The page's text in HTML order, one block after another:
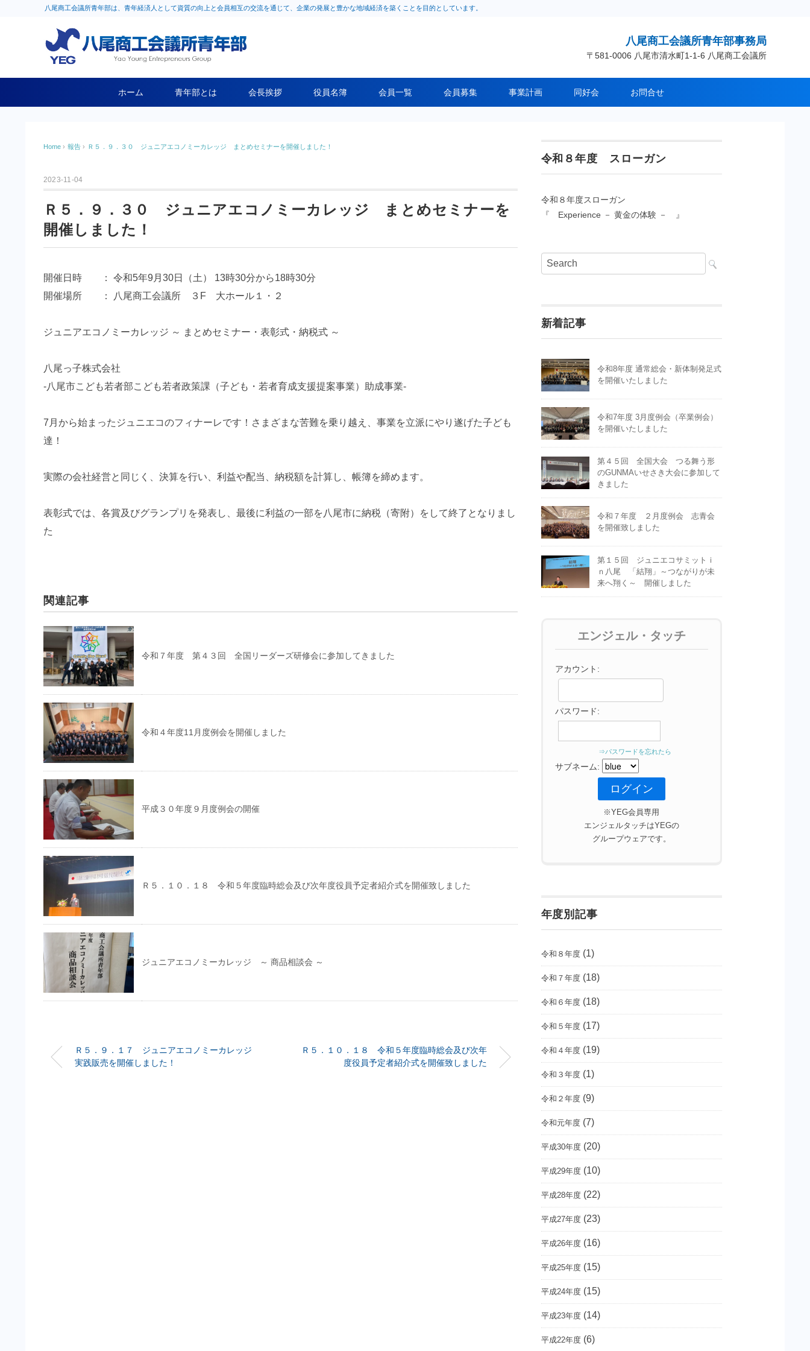
八尾商工会議所青年部は、青年経済人として資質の向上と会員相互の交流を通じて、企業の発展と豊かな地域経済を築くことを目的としています。
八尾商工会議所青年部事務局
〒581-0006 八尾市清水町1-1-6 八尾商工会議所
ホーム 青年部とは 会長挨拶 役員名簿 会員一覧 会員募集 事業計画 同好会 お問合せ
Home › 報告 › Ｒ５．９．３０ ジュニアエコノミーカレッジ まとめセミナーを開催しました！
2023-11-04
Ｒ５．９．３０ ジュニアエコノミーカレッジ まとめセミナーを
開催しました！
開催日時 ： 令和5年9月30日（土） 13時30分から18時30分
開催場所 ： 八尾商工会議所 ３F 大ホール１・２
ジュニアエコノミーカレッジ ～ まとめセミナー・表彰式・納税式 ～
八尾っ子株式会社
-八尾市こども若者部こども若者政策課（子ども・若者育成支援提案事業）助成事業-
7月から始まったジュニエコのフィナーレです！さまざまな苦難を乗り越え、事業を立派にやり遂げた子ども
達！
実際の会社経営と同じく、決算を行い、利益や配当、納税額を計算し、帳簿を締めます。
表彰式では、各賞及びグランプリを発表し、最後に利益の一部を八尾市に納税（寄附）をして終了となりまし
た
関連記事
令和７年度 第４３回 全国リーダーズ研修会に参加してきました
令和４年度11月度例会を開催しました
平成３０年度９月度例会の開催
Ｒ５．１０．１８ 令和５年度臨時総会及び次年度役員予定者紹介式を開催致しました
ジュニアエコノミーカレッジ ～ 商品相談会 ～
Ｒ５．９．１７ ジュニアエコノミーカレッジ
実践販売を開催しました！
Ｒ５．１０．１８ 令和５年度臨時総会及び次年
度役員予定者紹介式を開催致しました
令和８年度 スローガン
令和８年度スローガン
『 Experience － 黄金の体験 － 』
新着記事
令和8年度 通常総会・新体制発足式
を開催いたしました
令和7年度 3月度例会（卒業例会）
を開催いたしました
第４５回 全国大会 つる舞う形
のGUNMAいせさき大会に参加して
きました
令和７年度 ２月度例会 志青会
を開催致しました
第１５回 ジュニエコサミットｉ
ｎ八尾 「結翔」～つながりが未
来へ翔く～ 開催しました
エンジェル・タッチ
アカウント:
パスワード:
⇒パスワードを忘れたら
サブネーム:
※YEG会員専用
エンジェルタッチはYEGの
グループウェアです。
年度別記事
令和８年度(1)
令和７年度(18)
令和６年度(18)
令和５年度(17)
令和４年度(19)
令和３年度(1)
令和２年度(9)
令和元年度(7)
平成30年度(20)
平成29年度(10)
平成28年度(22)
平成27年度(23)
平成26年度(16)
平成25年度(15)
平成24年度(15)
平成23年度(14)
平成22年度(6)